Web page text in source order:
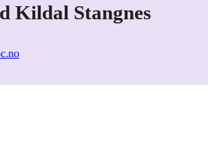
Kildal Stangnes